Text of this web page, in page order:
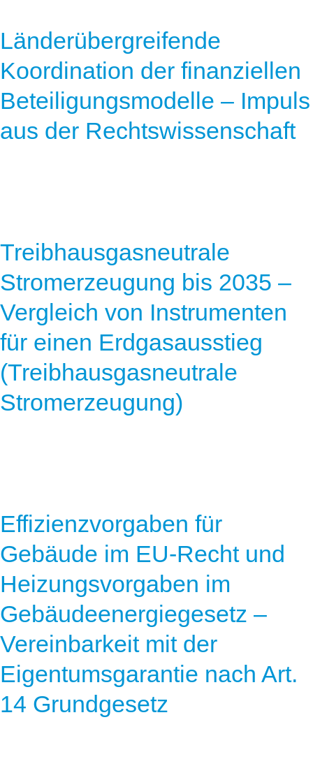
Länderübergreifende
Koordination der finanziellen
Beteiligungsmodelle – Impuls
aus der Rechtswissenschaft
Treibhausgasneutrale
Stromerzeugung bis 2035 –
Vergleich von Instrumenten
für einen Erdgasausstieg
(Treibhausgasneutrale
Stromerzeugung)
Effizienzvorgaben für
Gebäude im EU-Recht und
Heizungsvorgaben im
Gebäudeenergiegesetz –
Vereinbarkeit mit der
Eigentumsgarantie nach Art.
14 Grundgesetz